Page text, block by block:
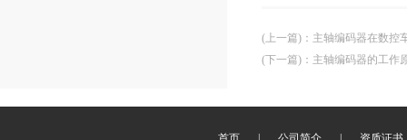
(上一篇) ： 主轴编码器在数控
(下一篇) ： 主轴编码器的工作